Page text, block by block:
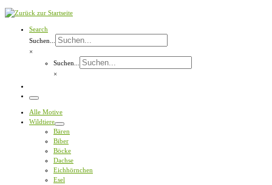
Search
Suchen...
×
Suchen...
×
Menü
Alle Motive
Wildtiere
Bären
Biber
Böcke
Dachse
Eichhörnchen
Esel